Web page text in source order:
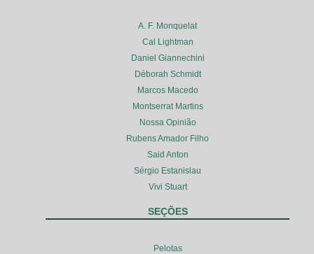
A. F. Monquelat
Cal Lightman
Daniel Giannechini
Déborah Schmidt
Marcos Macedo
Montserrat Martins
Nossa Opinião
Rubens Amador Filho
Said Anton
Sérgio Estanislau
Vivi Stuart
SEÇÕES
Pelotas